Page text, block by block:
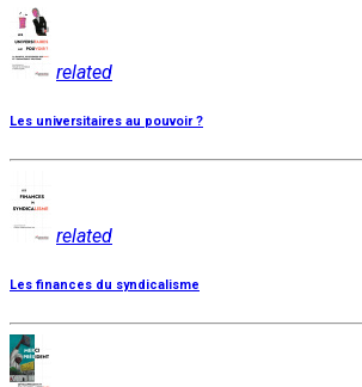
related
Les universitaires au pouvoir ?
related
Les finances du syndicalisme